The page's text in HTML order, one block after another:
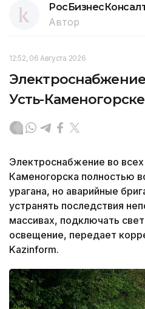
Автор
12:52, 06 Августа 2026
Усть-
Электроснабжение во
Каменогорска полностью
урагана, но аварийные
устранять последствия
массивах, подключать
освещение, передает
Kazinform.